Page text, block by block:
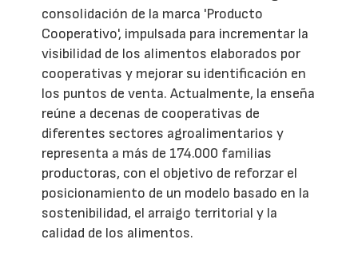
consolidación de la marca 'Producto
Cooperativo', impulsada para incrementar la
visibilidad de los alimentos elaborados por
cooperativas y mejorar su identificación en
los puntos de venta. Actualmente, la enseña
reúne a decenas de cooperativas de
diferentes sectores agroalimentarios y
representa a más de 174.000 familias
productoras, con el objetivo de reforzar el
posicionamiento de un modelo basado en la
sostenibilidad, el arraigo territorial y la
calidad de los alimentos.